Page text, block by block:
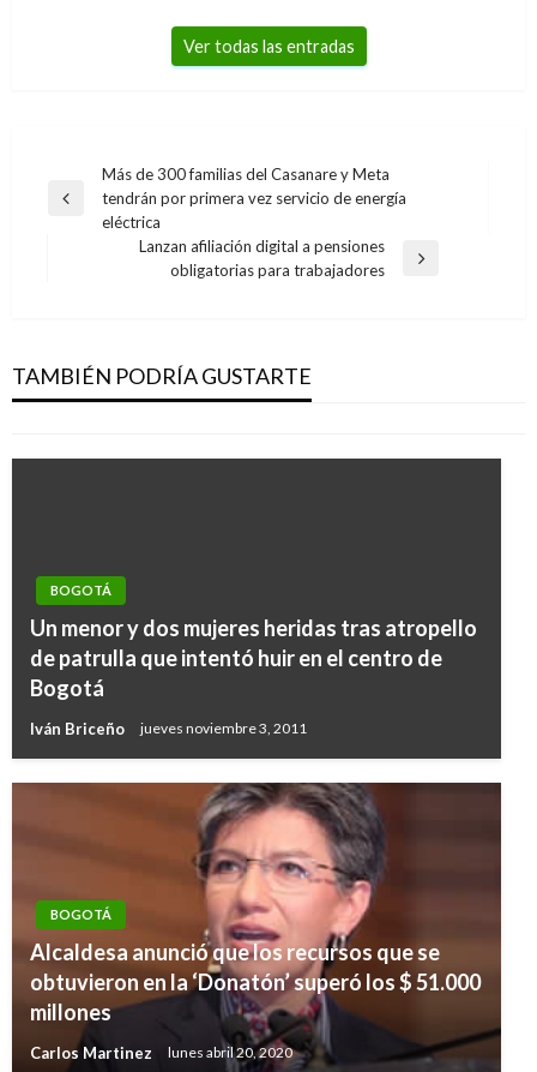
Ver todas las entradas
Navegación
de
entradas
Entrada
Más de 300 familias del Casanare y Meta
tendrán por primera vez servicio de energía
eléctrica
Lanzan afiliación digital a pensiones
obligatorias para trabajadores
TAMBIÉN PODRÍA GUSTARTE
ofertas de empleo
Giovanni Alarcón M. sábado agosto 27, 2022
BOGOTÁ
Un menor y dos mujeres heridas tras atropello
de patrulla que intentó huir en el centro de
Bogotá
Iván Briceño jueves noviembre 3, 2011
BOGOTÁ
Alcaldesa anunció que los recursos que se
obtuvieron en la ‘Donatón’ superó los $ 51.000
millones
Carlos Martinez lunes abril 20, 2020